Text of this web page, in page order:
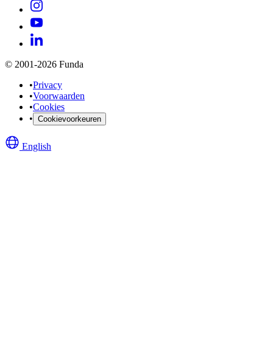
© 2001-2026 Funda
•Privacy
•Voorwaarden
•Cookies
• Cookievoorkeuren
English